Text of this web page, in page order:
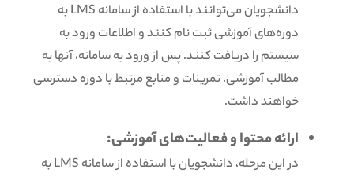
دانشجویان می‌توانند با استفاده از سامانه LMS به
دوره‌های آموزشی ثبت نام کنند و اطلاعات ورود به
سیستم را دریافت کنند. پس از ورود به سامانه، آنها به
مطالب آموزشی، تمرینات و منابع مرتبط با دوره دسترسی
خواهند داشت.
ارائه محتوا و فعالیت‌های آموزشی:
در این مرحله، دانشجویان با استفاده از سامانه LMS به